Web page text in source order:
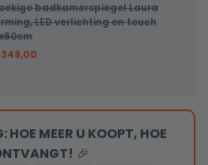
badkamerspiegel Laura
LED verlichting en touch
349,00
HOE MEER U KOOPT, HOE
🎉